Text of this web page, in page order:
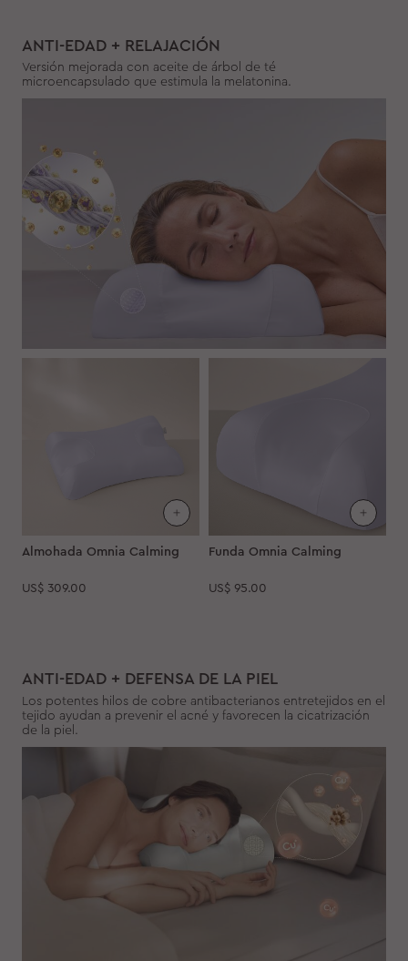
ANTI-EDAD + RELAJACIÓN
Versión mejorada con aceite de árbol de té
microencapsulado que estimula la melatonina.
Almohada Omnia Calming
US$ 309.00
Funda Omnia Calming
US$ 95.00
ANTI-EDAD + DEFENSA DE LA PIEL
Los potentes hilos de cobre antibacterianos entretejidos en el
tejido ayudan a prevenir el acné y favorecen la cicatrización
de la piel.